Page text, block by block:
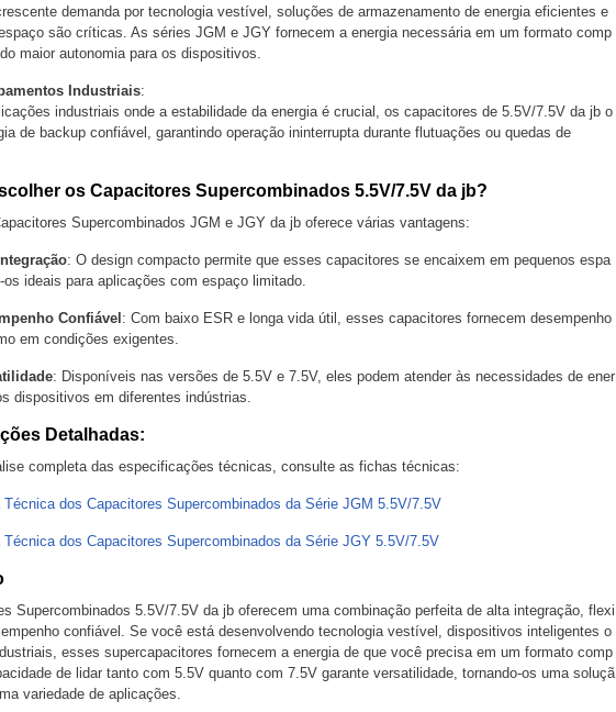
demanda por tecnologia vestível, soluções de armazenamento de energia eficientes e
são críticas. As séries JGM e JGY fornecem a energia necessária em um formato comp
maior autonomia para os dispositivos.
Industriais:
industriais onde a estabilidade da energia é crucial, os capacitores de 5.5V/7.5V da jb o
de backup confiável, garantindo operação ininterrupta durante flutuações ou quedas de
os Capacitores Supercombinados 5.5V/7.5V da jb?
Supercombinados JGM e JGY da jb oferece várias vantagens:
: O design compacto permite que esses capacitores se encaixem em pequenos espa
os ideais para aplicações com espaço limitado.
Confiável : Com baixo ESR e longa vida útil, esses capacitores fornecem desempenho
em condições exigentes.
: Disponíveis nas versões de 5.5V e 7.5V, eles podem atender às necessidades de ener
dispositivos em diferentes indústrias.
Detalhadas:
completa das especificações técnicas, consulte as fichas técnicas:
Técnica dos Capacitores Supercombinados da Série JGM 5.5V/7.5V
Técnica dos Capacitores Supercombinados da Série JGY 5.5V/7.5V
Supercombinados 5.5V/7.5V da jb oferecem uma combinação perfeita de alta integração, flexi
confiável. Se você está desenvolvendo tecnologia vestível, dispositivos inteligentes o
esses supercapacitores fornecem a energia de que você precisa em um formato comp
de lidar tanto com 5.5V quanto com 7.5V garante versatilidade, tornando-os uma soluçã
variedade de aplicações.